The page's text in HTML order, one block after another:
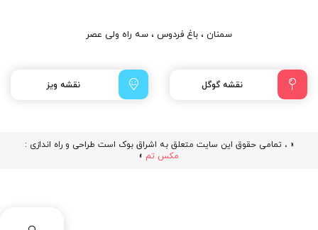
سمنان ، باغ فردوس ، سه راه ولی عصر
نقشه گوگل نقشه ویز
« ، تمامی حقوق این سایت متعلق به اشراق بوک است طراحی و راه اندازی :
مکس تم »